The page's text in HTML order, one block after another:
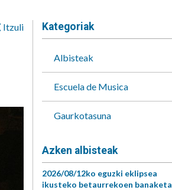
Itzuli Kategoriak
Albisteak
Escuela de Musica
Gaurkotasuna
Azken albisteak
2026/08/12ko eguzki eklipsea
ikusteko betaurrekoen banaketa